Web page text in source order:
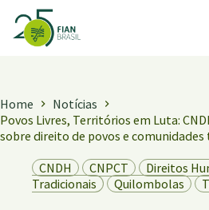
para
Home
Notícias
Povos Livres, Territórios em Luta:
sobre direito de povos e comunidades
CNDH
CNPCT Direitos
Tradicionais
Quilombolas